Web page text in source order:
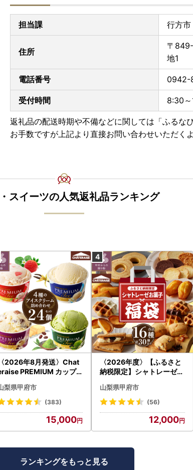
愛媛県、高知県
■書類の送付について■
します。
※お申し込み状況により前後する場合がございます。
■寄附金税額控除に係る申告特例申請書（ワンストッ
提出期限は、寄附翌年の1月10日必着です。添付書類
〒311-3892 茨城県行方市麻生1561番地9
行方市ふるさと応援寄附金事務局
（行方市企画部魅力発信課）
担当課 行方
住所
〒
地1
電話番号 0942-
受付時間 8:30
返礼品の配送時期や不備などに関しては「ふるな
お手数ですが上記より直接お問い合わせいただく
スイーツの人気返礼品ランキング
〈2026年8月発送〉Chat
PREMIUM カップ
ス
梨県甲府市
(383)
15,000
〈2026年度〉【ふるさと
納税限定】シャトレーゼ人
福箱 シャトレーゼ
山梨県甲府市
(56)
12,000
ランキングをもっと見る